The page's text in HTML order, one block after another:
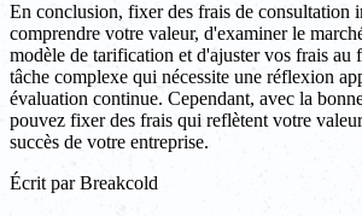
En conclusion, fixer des frais de consultation
comprendre votre valeur, d'examiner le
modèle de tarification et d'ajuster vos frais au
tâche complexe qui nécessite une réflexion
évaluation continue. Cependant, avec la
pouvez fixer des frais qui reflètent votre
succès de votre entreprise.
Écrit par Breakcold